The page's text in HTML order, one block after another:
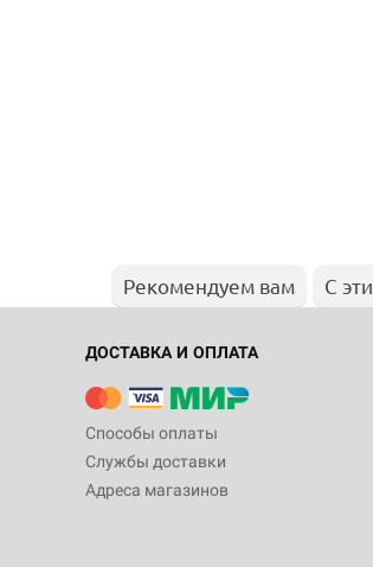
Рекомендуем вам С
ДОСТАВКА И ОПЛАТА
Способы оплаты
Службы доставки
Адреса магазинов